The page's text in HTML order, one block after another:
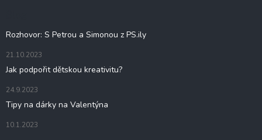
Rozhovor: S Petrou a Simonou z PS.ily
21.10.2023
Jak podpořit dětskou kreativitu?
24.9.2023
Tipy na dárky na Valentýna
10.1.2023